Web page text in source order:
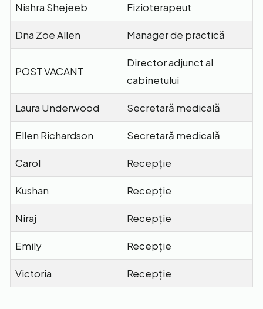
Nishra Shejeeb Fizioterapeut
Dna Zoe Allen Manager de practică
POST VACANT
Director adjunct al
cabinetului
Laura Underwood Secretară medicală
Ellen Richardson Secretară medicală
Carol Recepție
Kushan Recepție
Niraj Recepție
Emily Recepție
Victoria Recepție